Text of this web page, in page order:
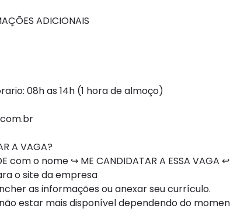
ADICIONAIS
08h as 14h (1 hora de almoço)
A VAGA?
com o nome ↪ ME CANDIDATAR A ESSA
o site da empresa
as informações ou anexar seu currículo.
estar mais disponível dependendo do